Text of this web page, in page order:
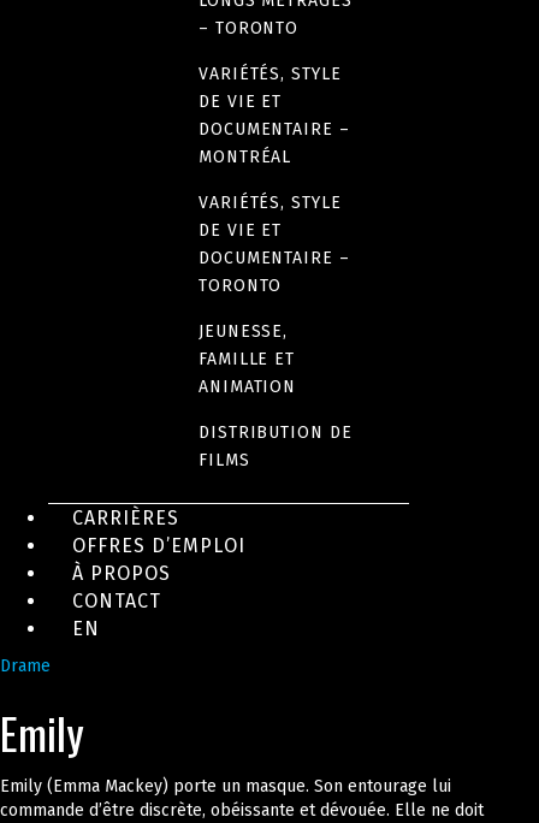
– TORONTO
VARIÉTÉS, STYLE
DE VIE ET
DOCUMENTAIRE –
MONTRÉAL
VARIÉTÉS, STYLE
DE VIE ET
DOCUMENTAIRE –
TORONTO
JEUNESSE,
FAMILLE ET
ANIMATION
DISTRIBUTION DE
FILMS
CARRIÈRES
OFFRES D’EMPLOI
À PROPOS
CONTACT
EN
Drame
Emily
Emily (Emma Mackey) porte un masque. Son entourage lui
commande d’être discrète, obéissante et dévouée. Elle ne doit